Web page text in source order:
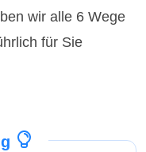
wir alle 6 Wege
für Sie